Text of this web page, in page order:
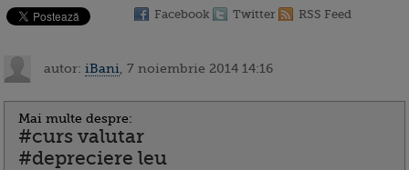
Facebook Twitter RSS Feed
autor: iBani , 7 noiembrie 2014 14:16
Mai multe despre:
#curs valutar
#depreciere leu